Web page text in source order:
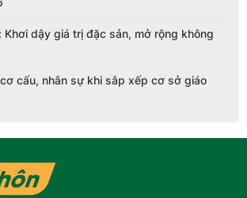
Khơi dậy giá trị đặc sản, mở rộng không
cấu, nhân sự khi sắp xếp cơ sở giáo